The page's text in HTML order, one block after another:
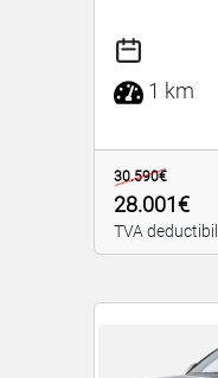
1 km
30.590€
28.001€
TVA deductibil